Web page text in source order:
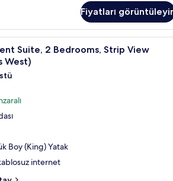
Fiyatları
Entertainment Suite, 2
Suite, 2 Bedrooms, Strip View
West)
Boy (King) Yatak
internet